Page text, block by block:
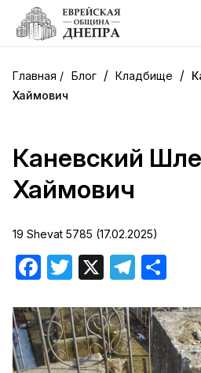
Блог / Кладбище /
Хаймович
Каневский
Хаймович
19 Shevat 5785 (17.02.2025)
Facebook
Twitter Telegram